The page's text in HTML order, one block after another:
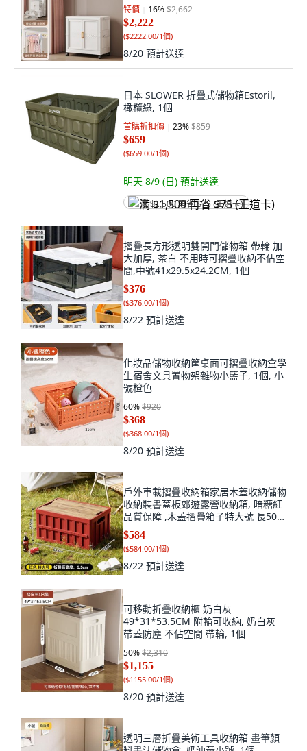
特價 16%$2,662
$2,222
($2222.00/1個)
8/20 預計送達
日本 SLOWER 折疊式儲物箱Estoril,
橄欖綠, 1個
首購折扣價 23%$859
$659
($659.00/1個)
明天 8/9 (日) 預計送達
满 $1,500 再省 $75 (王道卡)
摺疊長方形透明雙開門儲物箱 帶輪 加
大加厚, 茶白 不用時可摺疊收納不佔空
間,中號41x29.5x24.2CM, 1個
$376
($376.00/1個)
8/22 預計送達
化妝品儲物收納筐桌面可摺疊收納盒學
生宿舍文具置物架雜物小籃子, 1個, 小
號橙色
60%$920
$368
($368.00/1個)
8/20 預計送達
戶外車載摺疊收納箱家居木蓋收納儲物
收納裝書蓋板郊遊露營收納箱, 暗糖紅
品質保障 ,木蓋摺疊箱子特大號 長50.5
寬35高2, 1個
$584
($584.00/1個)
8/22 預計送達
可移動折疊收納櫃 奶白灰
49*31*53.5CM 附輪可收納, 奶白灰
帶蓋防塵 不佔空間 帶輪, 1個
50%$2,310
$1,155
($1155.00/1個)
8/20 預計送達
透明三層折疊美術工具收納箱 畫筆顏